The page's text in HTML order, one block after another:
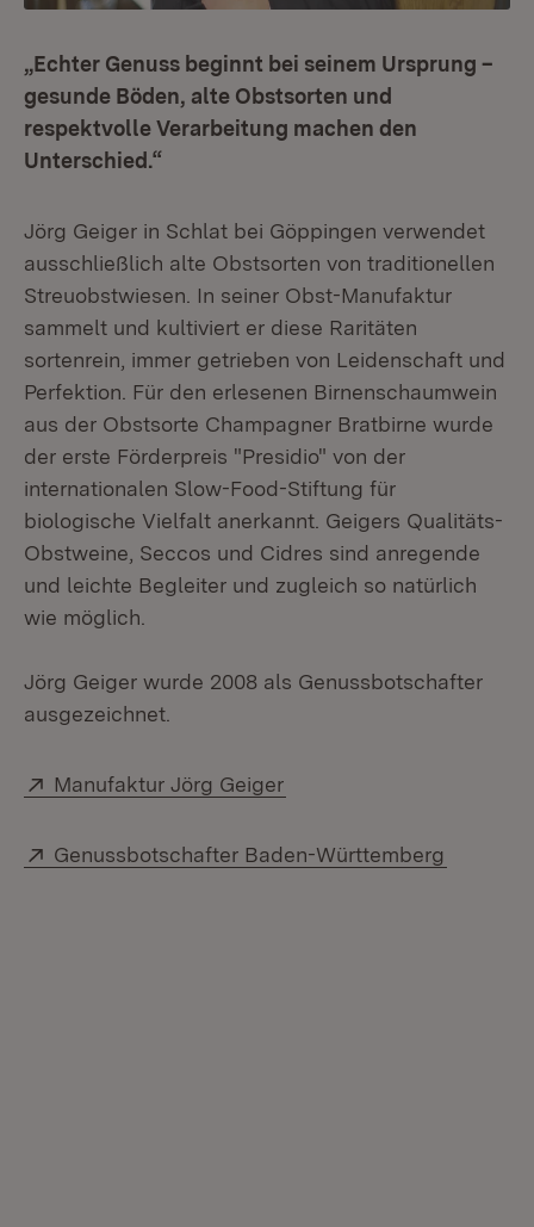
„Echter Genuss beginnt bei seinem Ursprung –
gesunde Böden, alte Obstsorten und
respektvolle Verarbeitung machen den
Unterschied.“
Jörg Geiger in Schlat bei Göppingen verwendet
ausschließlich alte Obstsorten von traditionellen
Streuobstwiesen. In seiner Obst-Manufaktur
sammelt und kultiviert er diese Raritäten
sortenrein, immer getrieben von Leidenschaft und
Perfektion. Für den erlesenen Birnenschaumwein
aus der Obstsorte Champagner Bratbirne wurde
der erste Förderpreis "Presidio" von der
internationalen Slow-Food-Stiftung für
biologische Vielfalt anerkannt. Geigers Qualitäts-
Obstweine, Seccos und Cidres sind anregende
und leichte Begleiter und zugleich so natürlich
wie möglich.
Jörg Geiger wurde 2008 als Genussbotschafter
ausgezeichnet.
Extern:
Manufaktur Jörg Geiger
Extern:
Genussbotschafter Baden-Württemberg